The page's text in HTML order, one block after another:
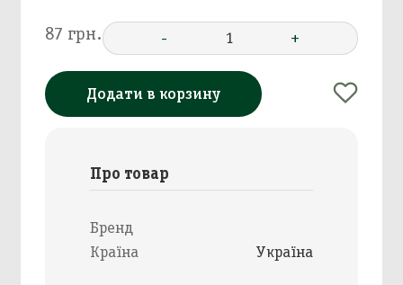
87 грн. - 1 +
Додати в корзину
Про товар
Бренд
Країна
Україна